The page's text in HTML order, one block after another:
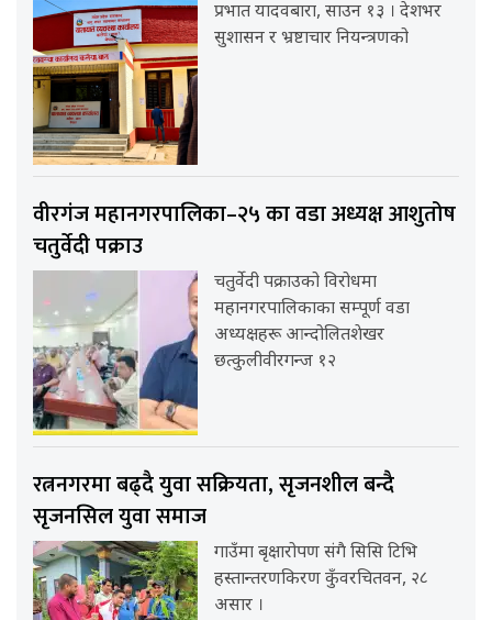
प्रभात यादवबारा, साउन १३ । देशभर
सुशासन र भ्रष्टाचार नियन्त्रणको
वीरगंज महानगरपालिका–२५ का वडा अध्यक्ष आशुतोष
चतुर्वेदी पक्राउ
चतुर्वेदी पक्राउको विरोधमा
महानगरपालिकाका सम्पूर्ण वडा
अध्यक्षहरू आन्दोलितशेखर
छत्कुलीवीरगन्ज १२
रत्ननगरमा बढ्दै युवा सक्रियता, सृजनशील बन्दै
सृजनसिल युवा समाज
गाउँमा बृक्षारोपण संगै सिसि टिभि
हस्तान्तरणकिरण कुँवरचितवन, २८
असार ।